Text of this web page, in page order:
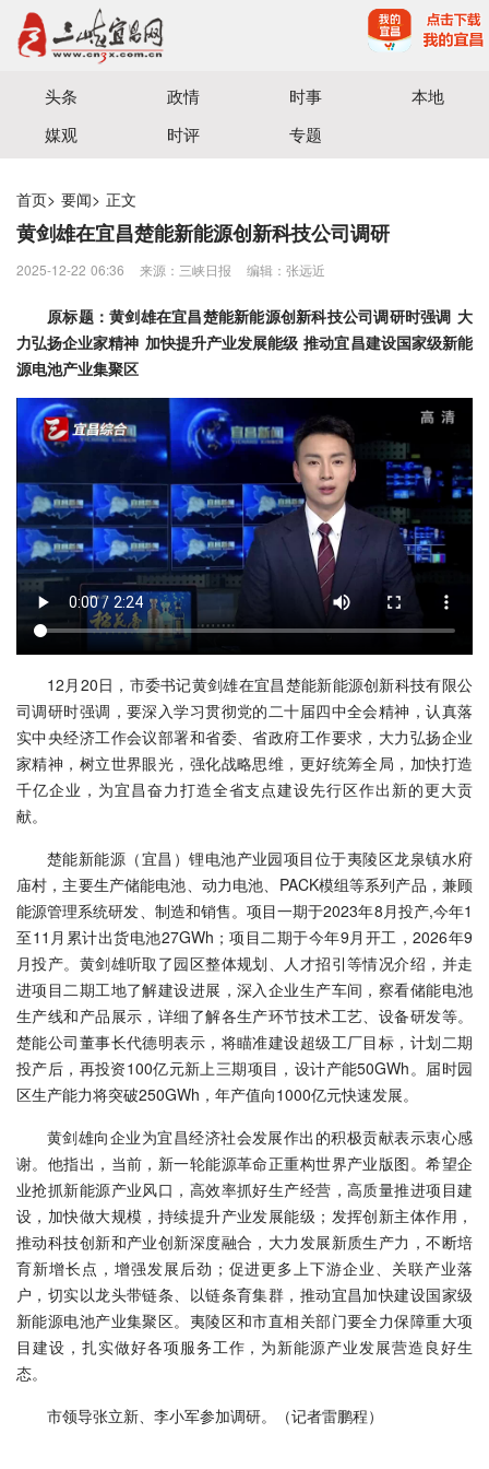
宜昌三峡融媒体中心主办
头条 政情 时事
本地
媒观
时评 专题
首页> 要闻> 正文
黄剑雄在宜昌楚能新能源创新科技公司调研
2025-12-22 06:36 来源：三峡日报 编辑：张远近
原标题：黄剑雄在宜昌楚能新能源创新科技公司调研时强调 大
力弘扬企业家精神 加快提升产业发展能级 推动宜昌建设国家级新能
源电池产业集聚区
12月20日，市委书记黄剑雄在宜昌楚能新能源创新科技有限公
司调研时强调，要深入学习贯彻党的二十届四中全会精神，认真落
实中央经济工作会议部署和省委、省政府工作要求，大力弘扬企业
家精神，树立世界眼光，强化战略思维，更好统筹全局，加快打造
千亿企业，为宜昌奋力打造全省支点建设先行区作出新的更大贡
献。
楚能新能源（宜昌）锂电池产业园项目位于夷陵区龙泉镇水府
庙村，主要生产储能电池、动力电池、PACK模组等系列产品，兼顾
能源管理系统研发、制造和销售。项目一期于2023年8月投产,今年1
至11月累计出货电池27GWh；项目二期于今年9月开工，2026年9
月投产。黄剑雄听取了园区整体规划、人才招引等情况介绍，并走
进项目二期工地了解建设进展，深入企业生产车间，察看储能电池
生产线和产品展示，详细了解各生产环节技术工艺、设备研发等。
楚能公司董事长代德明表示，将瞄准建设超级工厂目标，计划二期
投产后，再投资100亿元新上三期项目，设计产能50GWh。届时园
区生产能力将突破250GWh，年产值向1000亿元快速发展。
黄剑雄向企业为宜昌经济社会发展作出的积极贡献表示衷心感
谢。他指出，当前，新一轮能源革命正重构世界产业版图。希望企
业抢抓新能源产业风口，高效率抓好生产经营，高质量推进项目建
设，加快做大规模，持续提升产业发展能级；发挥创新主体作用，
推动科技创新和产业创新深度融合，大力发展新质生产力，不断培
育新增长点，增强发展后劲；促进更多上下游企业、关联产业落
户，切实以龙头带链条、以链条育集群，推动宜昌加快建设国家级
新能源电池产业集聚区。夷陵区和市直相关部门要全力保障重大项
目建设，扎实做好各项服务工作，为新能源产业发展营造良好生
态。
市领导张立新、李小军参加调研。（记者雷鹏程）